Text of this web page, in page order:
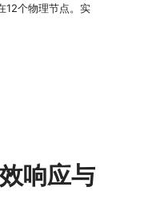
12个物理节点。实
响应与